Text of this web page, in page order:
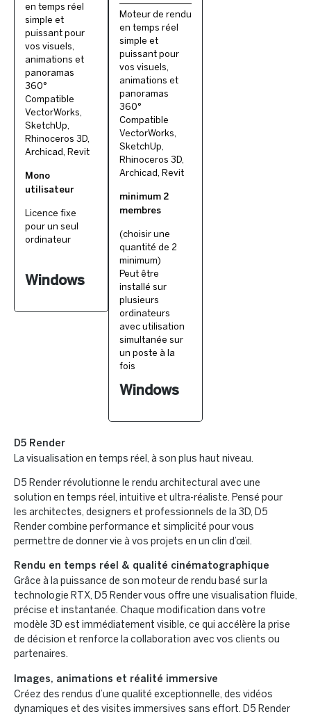
en temps réel
simple et
puissant pour
vos visuels,
animations et
panoramas
360°
Compatible
VectorWorks,
SketchUp,
Rhinoceros 3D,
Archicad, Revit
Mono
utilisateur
Licence fixe
pour un seul
ordinateur
Windows
Moteur de rendu
en temps réel
simple et
puissant pour
vos visuels,
animations et
panoramas
360°
Compatible
VectorWorks,
SketchUp,
Rhinoceros 3D,
Archicad, Revit
minimum 2
membres
(choisir une
quantité de 2
minimum)
Peut être
installé sur
plusieurs
ordinateurs
avec utilisation
simultanée sur
un poste à la
fois
Windows
D5 Render
La visualisation en temps réel, à son plus haut niveau.
D5 Render révolutionne le rendu architectural avec une
solution en temps réel, intuitive et ultra-réaliste. Pensé pour
les architectes, designers et professionnels de la 3D, D5
Render combine performance et simplicité pour vous
permettre de donner vie à vos projets en un clin d’œil.
Rendu en temps réel & qualité cinématographique
Grâce à la puissance de son moteur de rendu basé sur la
technologie RTX, D5 Render vous offre une visualisation fluide,
précise et instantanée. Chaque modification dans votre
modèle 3D est immédiatement visible, ce qui accélère la prise
de décision et renforce la collaboration avec vos clients ou
partenaires.
Images, animations et réalité immersive
Créez des rendus d’une qualité exceptionnelle, des vidéos
dynamiques et des visites immersives sans effort. D5 Render